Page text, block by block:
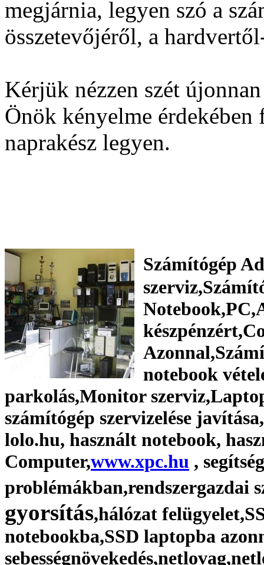
megjárnia, legyen szó a
összetevőjéről, a
Kérjük nézzen szét
Önök kényelme
naprakész legyen.
Számítógép
notebook
parkolás,Monitor
számítógép szervizelése
lolo.hu, használt notebook,
Computer,www.xpc.hu ,
problémákban,rendszergazdai
gyorsítás,hálózat
notebookba,SSD laptopba